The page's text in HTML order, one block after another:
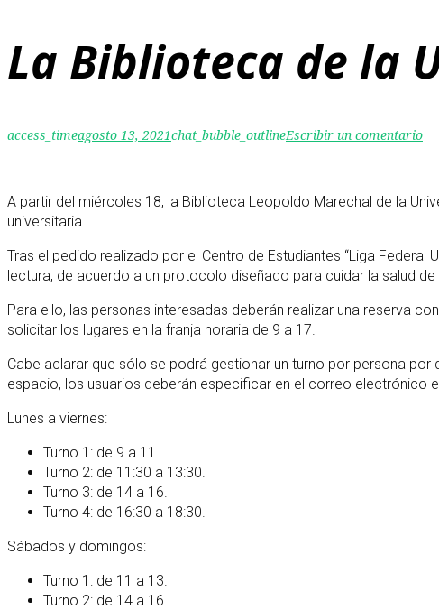
La Biblioteca de la
access_timeagosto 13, 2021chat_bubble_outlineEscribir un comentario
A partir del miércoles 18, la Biblioteca Leopoldo Marechal de la
universitaria.
Tras el pedido realizado por el Centro de Estudiantes “Liga
lectura, de acuerdo a un protocolo diseñado para cuidar la salud
Para ello, las personas interesadas deberán realizar una reserva
solicitar los lugares en la franja horaria de 9 a 17.
Cabe aclarar que sólo se podrá gestionar un turno por persona
espacio, los usuarios deberán especificar en el correo electrónico
Lunes a viernes:
Turno 1: de 9 a 11.
Turno 2: de 11:30 a 13:30.
Turno 3: de 14 a 16.
Turno 4: de 16:30 a 18:30.
Sábados y domingos:
Turno 1: de 11 a 13.
Turno 2: de 14 a 16.